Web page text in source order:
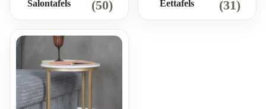
Salontafels (50) Eettafels (31)